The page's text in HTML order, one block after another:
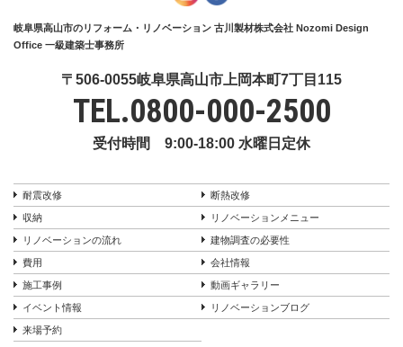
岐阜県高山市のリフォーム・リノベーション 古川製材株式会社 Nozomi Design
Office 一級建築士事務所
〒506-0055岐阜県高山市上岡本町7丁目115
TEL.0800-000-2500
受付時間 9:00-18:00 水曜日定休
耐震改修 断熱改修
収納 リノベーションメニュー
リノベーションの流れ 建物調査の必要性
費用 会社情報
施工事例 動画ギャラリー
イベント情報 リノベーションブログ
来場予約